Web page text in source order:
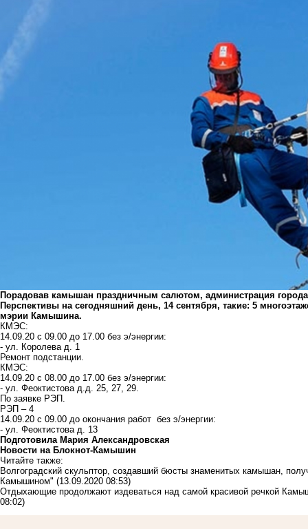
Порадовав камышан праздничным салютом, администрация
Перспективы на сегодняшний день, 14 сентября, такие: 5
мэрии Камышина.
КМЭС:
14.09.20 с 09.00 до 17.00 без э/энергии:
- ул. Королева д. 1
Ремонт подстанции.
КМЭС:
14.09.20 с 08.00 до 17.00 без э/энергии:
- ул. Феоктистова д.д. 25, 27, 29.
По заявке РЭП.
РЭП – 4
14.09.20 с 09.00 до окончания работ без э/энергии:
- ул. Феоктистова д. 13
Подготовила Мария Александровская
Новости на Блoкнoт-Камышин
Читайте также:
Волгоградский скульптор, создавший бюсты знаменитых камышан,
Камышином" (13.09.2020 08:53)
Отдыхающие продолжают издеваться над самой красивой речкой
08:02)